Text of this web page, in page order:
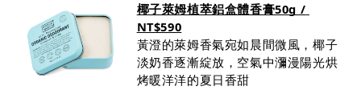
椰子萊姆植萃鋁盒體香膏50g /
NT$590
黃澄的萊姆香氣宛如晨間微風，椰子
淡奶香逐漸綻放，空氣中瀰漫陽光烘
烤暖洋洋的夏日香甜